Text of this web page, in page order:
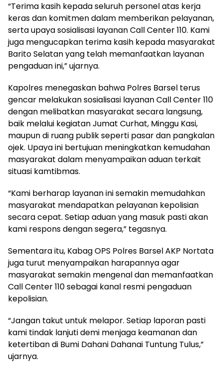
‎“Terima kasih kepada seluruh personel atas kerja
keras dan komitmen dalam memberikan pelayanan,
serta upaya sosialisasi layanan Call Center 110. Kami
juga mengucapkan terima kasih kepada masyarakat
Barito Selatan yang telah memanfaatkan layanan
pengaduan ini,” ujarnya.
‎Kapolres menegaskan bahwa Polres Barsel terus
gencar melakukan sosialisasi layanan Call Center 110
dengan melibatkan masyarakat secara langsung,
baik melalui kegiatan Jumat Curhat, Minggu Kasi,
maupun di ruang publik seperti pasar dan pangkalan
ojek. Upaya ini bertujuan meningkatkan kemudahan
masyarakat dalam menyampaikan aduan terkait
situasi kamtibmas.
‎“Kami berharap layanan ini semakin memudahkan
masyarakat mendapatkan pelayanan kepolisian
secara cepat. Setiap aduan yang masuk pasti akan
kami respons dengan segera,” tegasnya.
‎Sementara itu, Kabag OPS Polres Barsel AKP Nortata
juga turut menyampaikan harapannya agar
masyarakat semakin mengenal dan memanfaatkan
Call Center 110 sebagai kanal resmi pengaduan
kepolisian.
‎“Jangan takut untuk melapor. Setiap laporan pasti
kami tindak lanjuti demi menjaga keamanan dan
ketertiban di Bumi Dahani Dahanai Tuntung Tulus,”
ujarnya.